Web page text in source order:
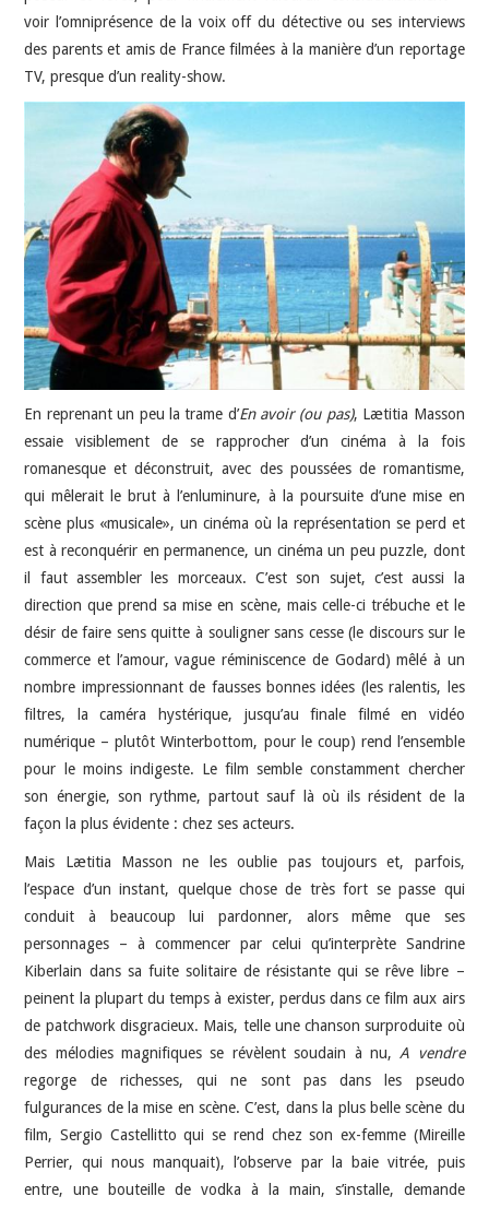
voir l’omniprésence de la voix off du détective ou ses interviews
des parents et amis de France filmées à la manière d’un reportage
TV, presque d’un reality-show.
En reprenant un peu la trame d’En avoir (ou pas), Lætitia Masson
essaie visiblement de se rapprocher d’un cinéma à la fois
romanesque et déconstruit, avec des poussées de romantisme,
qui mêlerait le brut à l’enluminure, à la poursuite d’une mise en
scène plus «musicale», un cinéma où la représentation se perd et
est à reconquérir en permanence, un cinéma un peu puzzle, dont
il faut assembler les morceaux. C’est son sujet, c’est aussi la
direction que prend sa mise en scène, mais celle-ci trébuche et le
désir de faire sens quitte à souligner sans cesse (le discours sur le
commerce et l’amour, vague réminiscence de Godard) mêlé à un
nombre impressionnant de fausses bonnes idées (les ralentis, les
filtres, la caméra hystérique, jusqu’au finale filmé en vidéo
numérique – plutôt Winterbottom, pour le coup) rend l’ensemble
pour le moins indigeste. Le film semble constamment chercher
son énergie, son rythme, partout sauf là où ils résident de la
façon la plus évidente : chez ses acteurs.
Mais Lætitia Masson ne les oublie pas toujours et, parfois,
l’espace d’un instant, quelque chose de très fort se passe qui
conduit à beaucoup lui pardonner, alors même que ses
personnages – à commencer par celui qu’interprète Sandrine
Kiberlain dans sa fuite solitaire de résistante qui se rêve libre –
peinent la plupart du temps à exister, perdus dans ce film aux airs
de patchwork disgracieux. Mais, telle une chanson surproduite où
des mélodies magnifiques se révèlent soudain à nu,A vendre
regorge de richesses, qui ne sont pas dans les pseudo
fulgurances de la mise en scène. C’est, dans la plus belle scène du
film, Sergio Castellitto qui se rend chez son ex-femme (Mireille
Perrier, qui nous manquait), l’observe par la baie vitrée, puis
entre, une bouteille de vodka à la main, s’installe, demande